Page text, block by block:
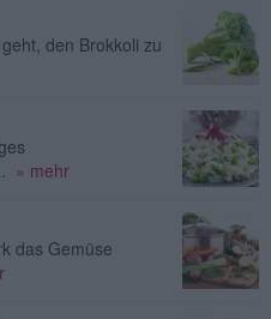
den Brokkoli zu
» mehr
das Gemüse